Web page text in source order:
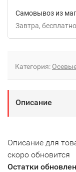
Самовывоз из
Завтра
Бесплатно
Категория:
Описание
Описание для
скоро обновится
Остатки